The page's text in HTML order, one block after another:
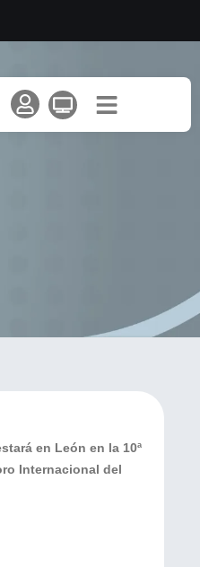
en León en la 10ª
Internacional del